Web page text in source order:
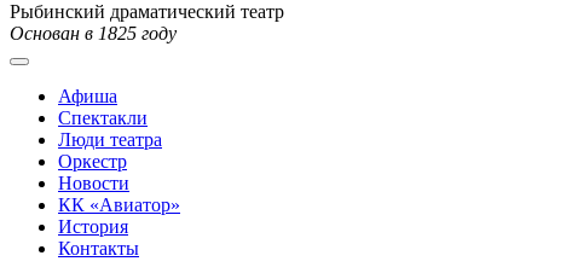
Рыбинский драматический театр
Основан в 1825 году
Афиша
Спектакли
Люди театра
Оркестр
Новости
КК «Авиатор»
История
Контакты